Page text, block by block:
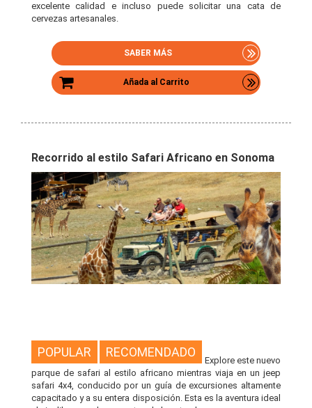
excelente calidad e incluso puede solicitar una cata de
cervezas artesanales.
SABER MÁS
Añada al Carrito
Recorrido al estilo Safari Africano en Sonoma
POPULAR RECOMENDADO
Explore este nuevo
parque de safari al estilo africano mientras viaja en un jeep
safari 4x4, conducido por un guía de excursiones altamente
capacitado y a su entera disposición. Esta es la aventura ideal